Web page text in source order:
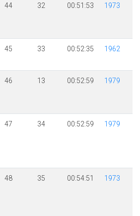
44 32 00:51:53 1973
45 33 00:52:35 1962
46 13 00:52:59 1979
47 34 00:52:59 1979
48 35 00:54:51 1973